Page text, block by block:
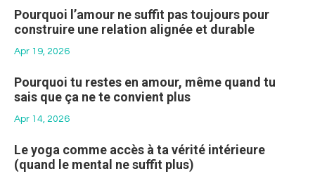
Pourquoi l’amour ne suffit pas toujours pour
construire une relation alignée et durable
Apr 19, 2026
Pourquoi tu restes en amour, même quand tu
sais que ça ne te convient plus
Apr 14, 2026
Le yoga comme accès à ta vérité intérieure
(quand le mental ne suffit plus)